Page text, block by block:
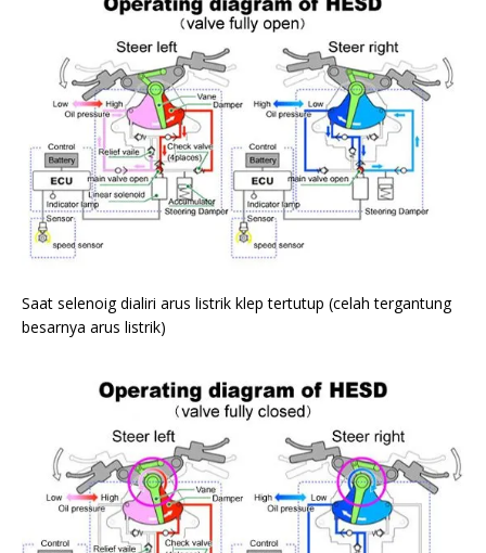
Saat selenoig dialiri arus listrik klep tertutup (celah tergantung
besarnya arus listrik)